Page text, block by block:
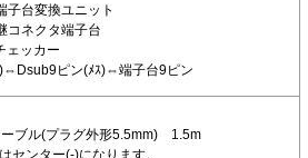
台変換ユニット
コネクタ端子台
ェッカー
ピン(ﾒｽ)⇔端子台9ピン
ブル(プラグ外形5.5mm) 1.5m
センター(-)になります。